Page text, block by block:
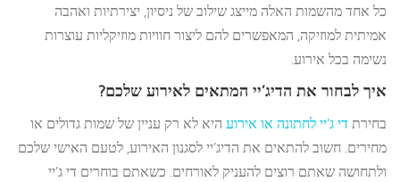
כל אחד מהשמות האלה מייצג שילוב של ניסיון, יצירתיות ואהבה
אמיתית למוזיקה, המאפשרים להם ליצור חוויות מוזיקליות עוצרות
נשימה בכל אירוע.
איך לבחור את הדיג’יי המתאים לאירוע שלכם?
בחירת די ג’יי לחתונה או אירוע היא לא רק עניין של שמות גדולים או
מחירים. חשוב להתאים את הדיג’יי לסגנון האירוע, לטעם האישי שלכם
ולתחושה שאתם רוצים להעניק לאורחים. כשאתם בוחרים די ג’יי